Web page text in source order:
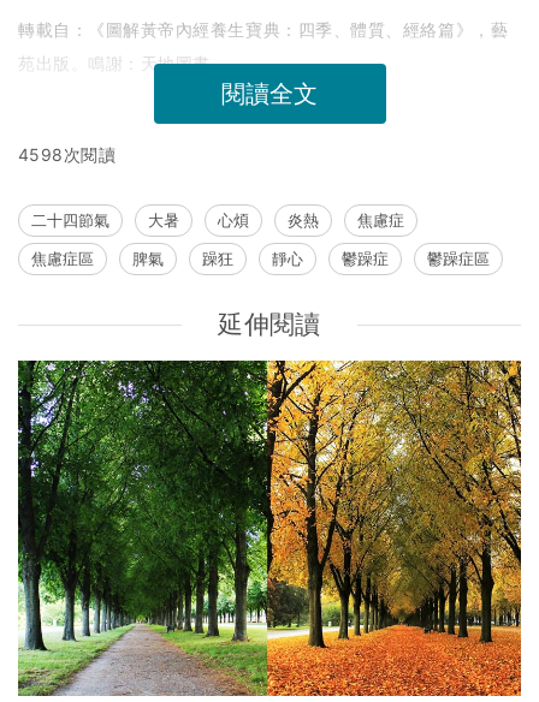
轉載自：《圖解黃帝內經養生寶典：四季、體質、經絡篇》，藝
苑出版。鳴謝：天地圖書
閱讀全文
4598次閱讀
二十四節氣 大暑 心煩 炎熱
焦慮症
焦慮症區
脾氣 躁狂 靜心 鬱躁症 鬱躁症區
延伸閱讀